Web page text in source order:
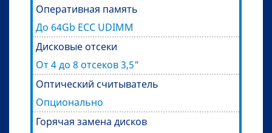
Оперативная память
До 64Gb ECC UDIMM
Дисковые отсеки
От 4 до 8 отсеков 3,5"
Оптический считыватель
Опционально
Горячая замена дисков